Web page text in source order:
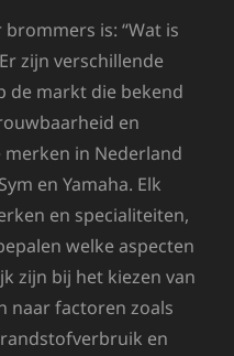
is: “Wat is
zijn verschillende
de markt die bekend
en
in Nederland
en Yamaha. Elk
en specialiteiten,
welke aspecten
zijn bij het kiezen van
naar factoren zoals
en